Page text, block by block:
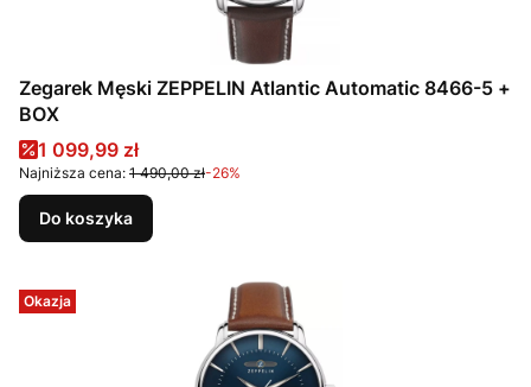
Zegarek Męski ZEPPELIN Atlantic Automatic 8466-5 +
BOX
Cena promocyjna
1 099,99 zł
Najniższa cena: 1 490,00 zł-26%
Do koszyka
Okazja